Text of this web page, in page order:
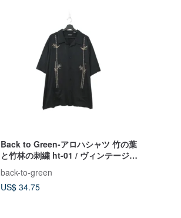
Back to Green-アロハシャツ 竹の葉
と竹林の刺繍 ht-01 / ヴィンテージシ
back-to-green
US$ 34.75